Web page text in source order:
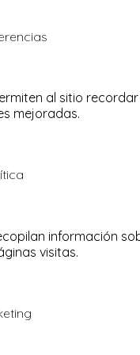
al sitio
mejoradas.
información
visitas.